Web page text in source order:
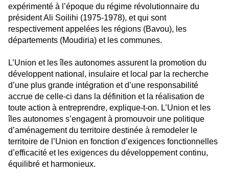
expérimenté à l’époque du régime révolutionnaire du
président Ali Soilihi (1975-1978), et qui sont
respectivement appelées les régions (Bavou), les
départements (Moudiria) et les communes.
L’Union et les îles autonomes assurent la promotion du
développent national, insulaire et local par la recherche
d’une plus grande intégration et d’une responsabilité
accrue de celle-ci dans la définition et la réalisation de
toute action à entreprendre, explique-t-on. L’Union et les
îles autonomes s’engagent à promouvoir une politique
d’aménagement du territoire destinée à remodeler le
territoire de l’Union en fonction d’exigences fonctionnelles
d’efficacité et les exigences du développement continu,
équilibré et harmonieux.